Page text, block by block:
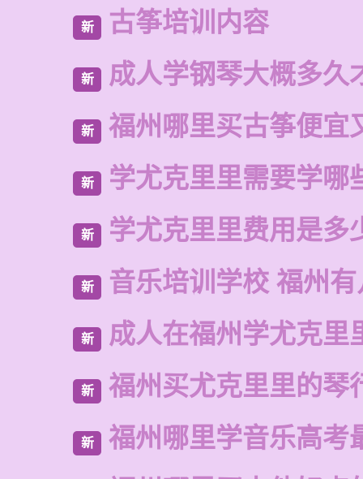
新 古筝培训内容
新 成人学钢琴大概多久
新 福州哪里买古筝便宜
新 学尤克里里需要学哪
新 学尤克里里费用是多
新 音乐培训学校 福州
新 成人在福州学尤克里
新 福州买尤克里里的琴
新 福州哪里学音乐高考